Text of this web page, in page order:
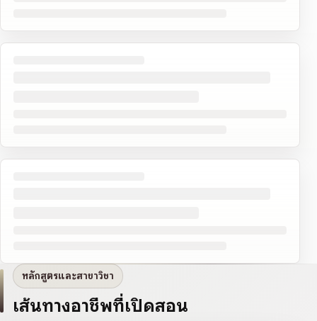
หลักสูตรและสาขาวิชา
เส้นทางอาชีพที่เปิดสอน